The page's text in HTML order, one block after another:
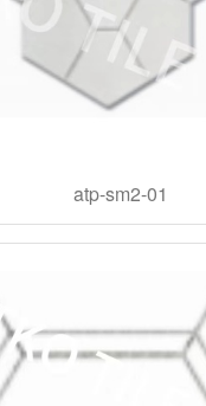
atp-sm2-01